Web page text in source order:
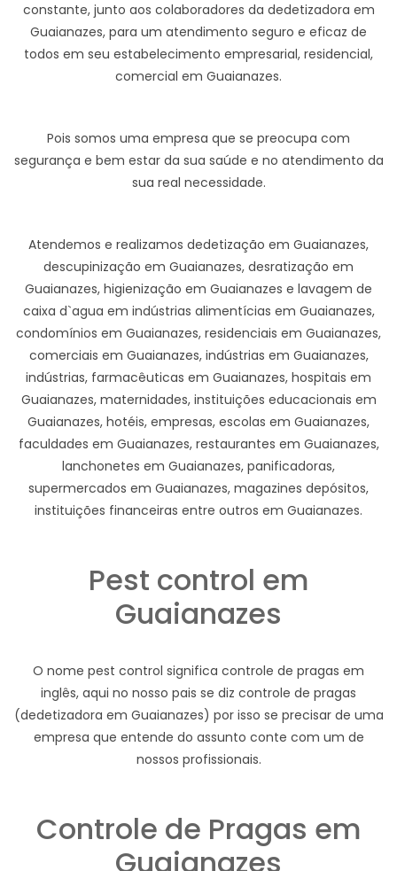
constante, junto aos colaboradores da dedetizadora em
Guaianazes, para um atendimento seguro e eficaz de
todos em seu estabelecimento empresarial, residencial,
comercial em Guaianazes.
Pois somos uma empresa que se preocupa com
segurança e bem estar da sua saúde e no atendimento da
sua real necessidade.
Atendemos e realizamos dedetização em Guaianazes,
descupinização em Guaianazes, desratização em
Guaianazes, higienização em Guaianazes e lavagem de
caixa d`agua em indústrias alimentícias em Guaianazes,
condomínios em Guaianazes, residenciais em Guaianazes,
comerciais em Guaianazes, indústrias em Guaianazes,
indústrias, farmacêuticas em Guaianazes, hospitais em
Guaianazes, maternidades, instituições educacionais em
Guaianazes, hotéis, empresas, escolas em Guaianazes,
faculdades em Guaianazes, restaurantes em Guaianazes,
lanchonetes em Guaianazes, panificadoras,
supermercados em Guaianazes, magazines depósitos,
instituições financeiras entre outros em Guaianazes.
Pest control em
Guaianazes
O nome pest control significa controle de pragas em
inglês, aqui no nosso pais se diz controle de pragas
(dedetizadora em Guaianazes) por isso se precisar de uma
empresa que entende do assunto conte com um de
nossos profissionais.
Controle de Pragas em
Guaianazes